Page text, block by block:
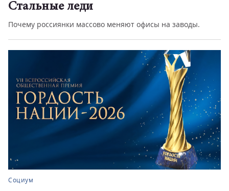
Стальные леди
Почему россиянки массово меняют офисы на заводы.
Социум